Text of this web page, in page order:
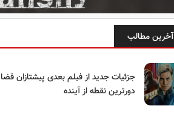
آخرین مطالب
جزئیات جدید از فیلم بعدی پیشتازان
دورترین نقطه از آینده